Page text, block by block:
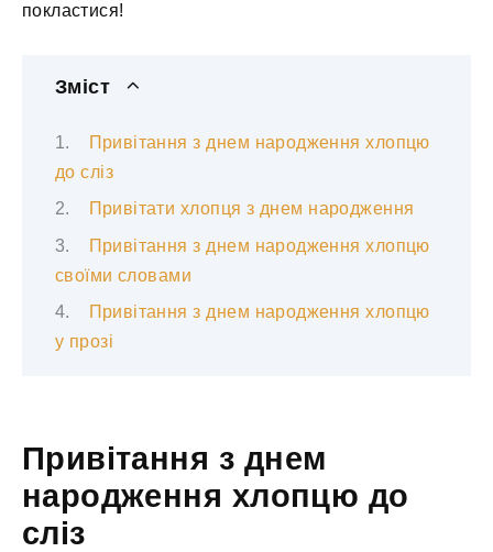
покластися!
Зміст
Привітання з днем народження хлопцю
до сліз
Привітати хлопця з днем народження
Привітання з днем народження хлопцю
своїми словами
Привітання з днем народження хлопцю
у прозі
Привітання з днем
народження хлопцю до
сліз